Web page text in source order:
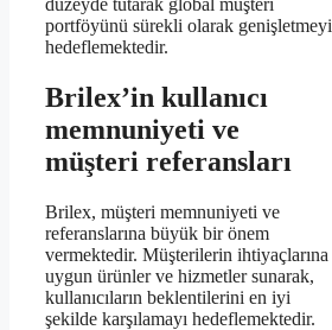
düzeyde tutarak global müşteri
portföyünü sürekli olarak genişletmeyi
hedeflemektedir.
Brilex’in kullanıcı
memnuniyeti ve
müşteri referansları
Brilex, müşteri memnuniyeti ve
referanslarına büyük bir önem
vermektedir. Müşterilerin ihtiyaçlarına
uygun ürünler ve hizmetler sunarak,
kullanıcıların beklentilerini en iyi
şekilde karşılamayı hedeflemektedir.